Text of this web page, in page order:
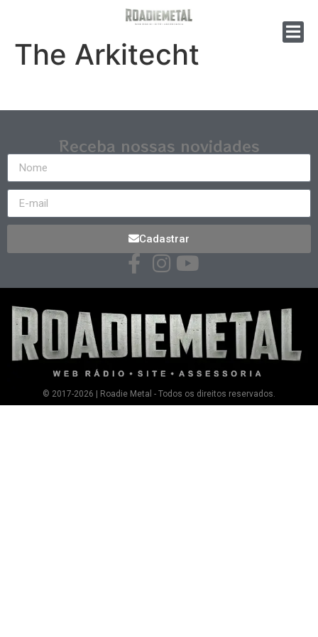
The Arkitecht
Receba nossas novidades
Cadastrar
© 2017-2026 | Roadie Metal - Todos os direitos reservados.